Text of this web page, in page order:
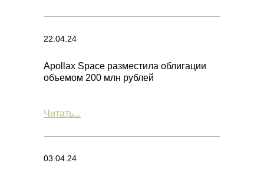
22.04.24
Apollax Space разместила облигации
объемом 200 млн рублей
Читать...
03.04.24